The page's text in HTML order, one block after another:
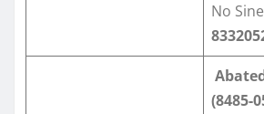
No
(8485-